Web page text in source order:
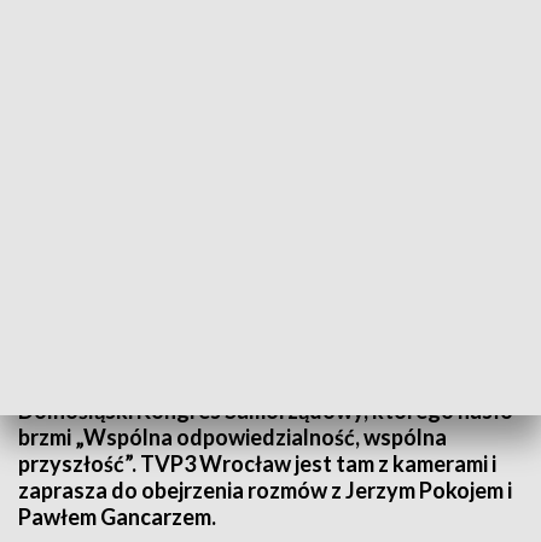
Dolnośląski Kongres Samorządowy, którego hasło
brzmi „Wspólna odpowiedzialność, wspólna
przyszłość”. TVP3 Wrocław jest tam z kamerami i
zaprasza do obejrzenia rozmów z Jerzym Pokojem i
Pawłem Gancarzem.